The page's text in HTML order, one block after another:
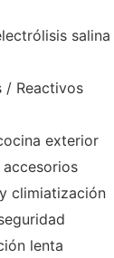
salina
/ Reactivos
exterior
climiatización
lenta